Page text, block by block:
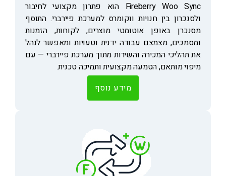
Fireberry Woo Sync הוא פתרון מקצועי לחיבור
ולסנכרון בין חנויות ווקומרס למערכת פיירברי. התוסף
מסנכרן באופן אוטומטי מוצרים, לקוחות, הזמנות
ומסמכים, מצמצם עבודה ידנית וטעויות ומאפשר לנהל
את תהליכי המכירה והשירות מתוך מערכת פיירברי — עם
מיפוי מותאם, הטמעה מקצועית ותמיכה טכנית.
מידע נוסף